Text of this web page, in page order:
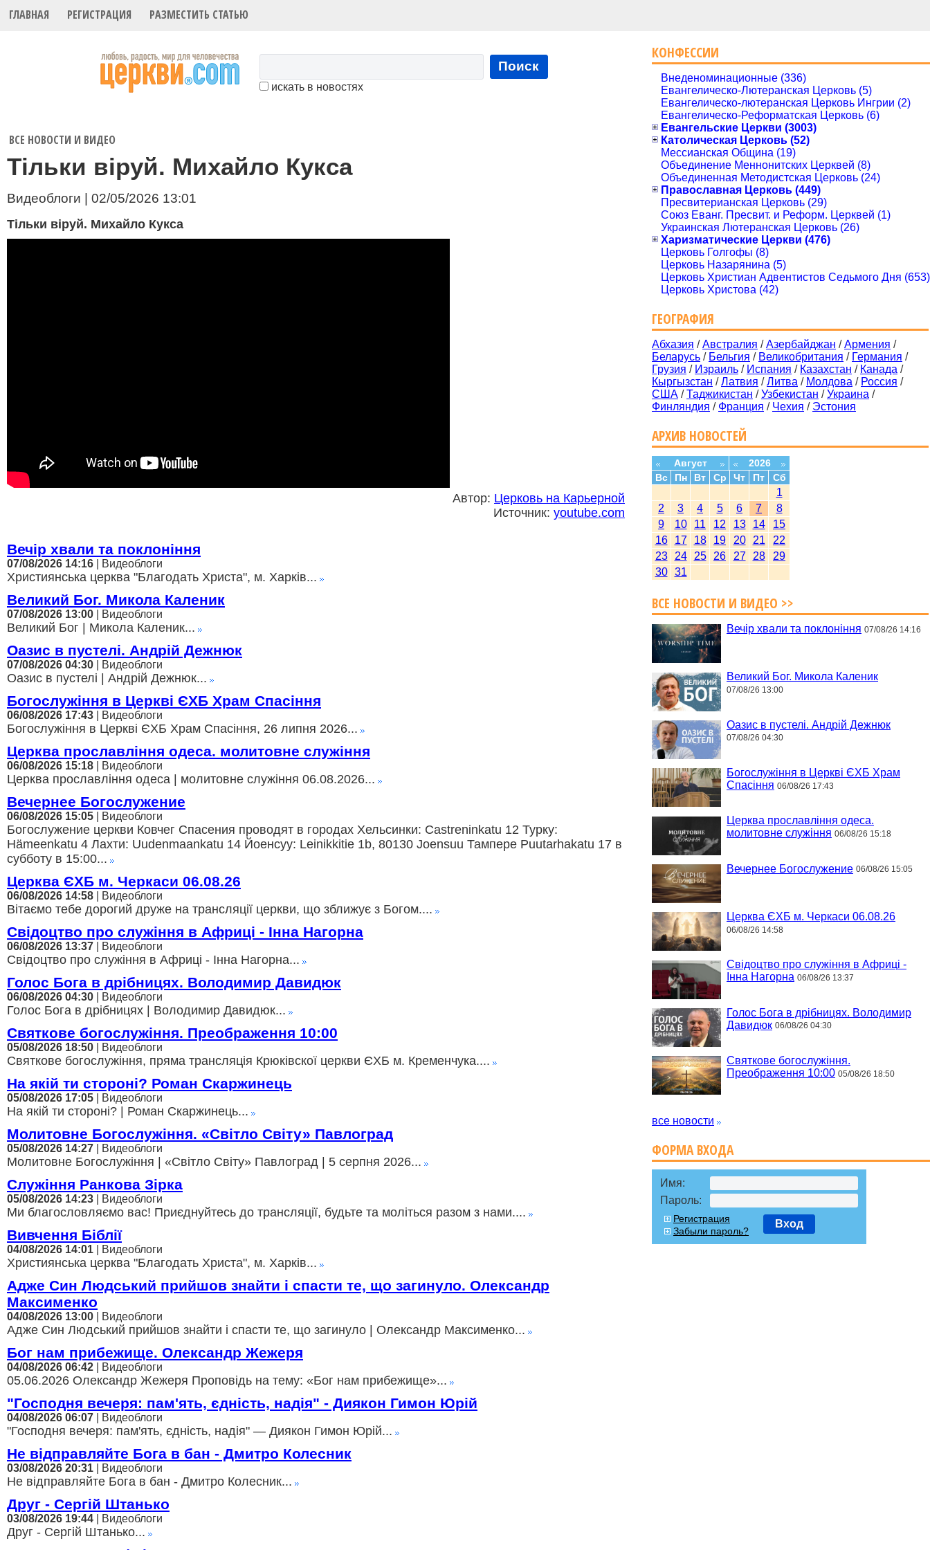
ГЛАВНАЯ РЕГИСТРАЦИЯ РАЗМЕСТИТЬ СТАТЬЮ
Поиск
искать в новостях
ВСЕ НОВОСТИ И ВИДЕО
Тільки віруй. Михайло Кукса
Видеоблоги | 02/05/2026 13:01
Тільки віруй. Михайло Кукса
Автор: Церковь на Карьерной
Источник: youtube.com
Вечір хвали та поклоніння
07/08/2026 14:16 | Видеоблоги
Християнська церква "Благодать Христа", м. Харків...
Великий Бог. Микола Каленик
07/08/2026 13:00 | Видеоблоги
Великий Бог | Микола Каленик...
Оазис в пустелі. Андрій Дежнюк
07/08/2026 04:30 | Видеоблоги
Оазис в пустелі | Андрій Дежнюк...
Богослужіння в Церкві ЄХБ Храм Спасіння
06/08/2026 17:43 | Видеоблоги
Богослужіння в Церкві ЄХБ Храм Спасіння, 26 липня 2026...
Церква прославління одеса. молитовне служіння
06/08/2026 15:18 | Видеоблоги
Церква прославління одеса | молитовне служіння 06.08.2026...
Вечернее Богослужение
06/08/2026 15:05 | Видеоблоги
Богослужение церкви Ковчег Спасения проводят в городах Хельсинки: Castreninkatu 12 Турку:
Hämeenkatu 4 Лахти: Uudenmaankatu 14 Йоенсуу: Leinikkitie 1b, 80130 Joensuu Тампере Puutarhakatu 17 в
субботу в 15:00...
Церква ЄХБ м. Черкаси 06.08.26
06/08/2026 14:58 | Видеоблоги
Вітаємо тебе дорогий друже на трансляції церкви, що зближує з Богом....
Свідоцтво про служіння в Африці - Інна Нагорна
06/08/2026 13:37 | Видеоблоги
Свідоцтво про служіння в Африці - Інна Нагорна...
Голос Бога в дрібницях. Володимир Давидюк
06/08/2026 04:30 | Видеоблоги
Голос Бога в дрібницях | Володимир Давидюк...
Святкове богослужіння. Преображення 10:00
05/08/2026 18:50 | Видеоблоги
Святкове богослужіння, пряма трансляція Крюківскої церкви ЄХБ м. Кременчука....
На якій ти стороні? Роман Скаржинець
05/08/2026 17:05 | Видеоблоги
На якій ти стороні? | Роман Скаржинець...
Молитовне Богослужіння. «Світло Світу» Павлоград
05/08/2026 14:27 | Видеоблоги
Молитовне Богослужіння | «Світло Світу» Павлоград | 5 серпня 2026...
Служіння Ранкова Зірка
05/08/2026 14:23 | Видеоблоги
Ми благословляємо вас! Приєднуйтесь до трансляції, будьте та моліться разом з нами....
Вивчення Біблії
04/08/2026 14:01 | Видеоблоги
Християнська церква "Благодать Христа", м. Харків...
Адже Син Людський прийшов знайти і спасти те, що загинуло. Олександр
Максименко
04/08/2026 13:00 | Видеоблоги
Адже Син Людський прийшов знайти і спасти те, що загинуло | Олександр Максименко...
Бог нам прибежище. Олександр Жежеря
04/08/2026 06:42 | Видеоблоги
05.06.2026 Олександр Жежеря Проповідь на тему: «Бог нам прибежище»...
"Господня вечеря: пам'ять, єдність, надія" - Диякон Гимон Юрій
04/08/2026 06:07 | Видеоблоги
"Господня вечеря: пам'ять, єдність, надія" — Диякон Гимон Юрій...
Не відправляйте Бога в бан - Дмитро Колесник
03/08/2026 20:31 | Видеоблоги
Не відправляйте Бога в бан - Дмитро Колесник...
Друг - Сергій Штанько
03/08/2026 19:44 | Видеоблоги
Друг - Сергій Штанько...
КОНФЕССИИ
Внеденоминационные (336)
Евангелическо-Лютеранская Церковь (5)
Евангелическо-лютеранская Церковь Ингрии (2)
Евангелическо-Реформатская Церковь (6)
Евангельские Церкви (3003)
Католическая Церковь (52)
Мессианская Община (19)
Объединение Меннонитских Церквей (8)
Объединенная Методистская Церковь (24)
Православная Церковь (449)
Пресвитерианская Церковь (29)
Союз Еванг. Пресвит. и Реформ. Церквей (1)
Украинская Лютеранская Церковь (26)
Харизматические Церкви (476)
Церковь Голгофы (8)
Церковь Назарянина (5)
Церковь Христиан Адвентистов Седьмого Дня (653)
Церковь Христова (42)
ГЕОГРАФИЯ
Абхазия /Австралия /Азербайджан /Армения /
Беларусь / Бельгия / Великобритания / Германия /
Грузия / Израиль / Испания / Казахстан / Канада /
Кыргызстан /Латвия /Литва / Молдова / Россия /
США /Таджикистан /Узбекистан /Украина /
Финляндия / Франция / Чехия / Эстония
АРХИВ НОВОСТЕЙ
Август
2026
Вс
Пн Вт Ср Чт Пт Сб
1
2
3 4 5 6 7
8
9
10 11 12 13 14
15
16
17 18 19 20 21
22
23
24 25 26 27 28
29
30
31
ВСЕ НОВОСТИ И ВИДЕО >>
Вечір хвали та поклоніння 07/08/26 14:16
Великий Бог. Микола Каленик
07/08/26 13:00
Оазис в пустелі. Андрій Дежнюк
07/08/26 04:30
Богослужіння в Церкві ЄХБ Храм
Спасіння 06/08/26 17:43
Церква прославління одеса.
молитовне служіння 06/08/26 15:18
Вечернее Богослужение 06/08/26 15:05
Церква ЄХБ м. Черкаси 06.08.26
06/08/26 14:58
Свідоцтво про служіння в Африці -
Інна Нагорна 06/08/26 13:37
Голос Бога в дрібницях. Володимир
Давидюк 06/08/26 04:30
Святкове богослужіння.
Преображення 10:00 05/08/26 18:50
все новости
ФОРМА ВХОДА
Имя:
Пароль:
Регистрация
Забыли пароль?
Вход